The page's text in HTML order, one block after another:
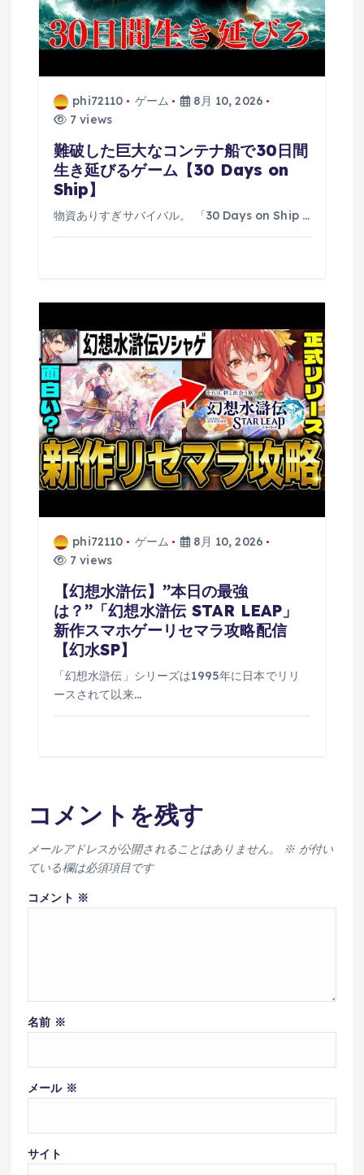
phi72110 ゲーム
8月 10, 2026
7 views
難破した巨大なコンテナ船で30日間
生き延びるゲーム【30 Days on
Ship】
物資ありすぎサバイバル。 「30 Days on Ship …
phi72110 ゲーム
8月 10, 2026
7 views
【幻想水滸伝】”本日の最強
は？”「幻想水滸伝 STAR LEAP」
新作スマホゲーリセマラ攻略配信
【幻水SP】
「幻想水滸伝」シリーズは1995年に日本でリリ
ースされて以来…
コメントを残す
メールアドレスが公開されることはありません。 ※が付い
ている欄は必須項目です
コメント ※
名前 ※
メール ※
サイト